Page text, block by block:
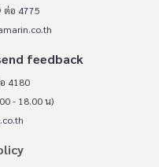
ต่อ 4775
feedback
4180
- 18.00 น)